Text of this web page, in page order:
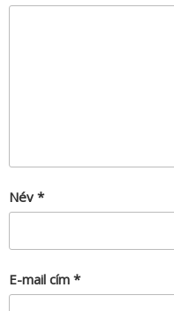
Név *
E-mail cím *